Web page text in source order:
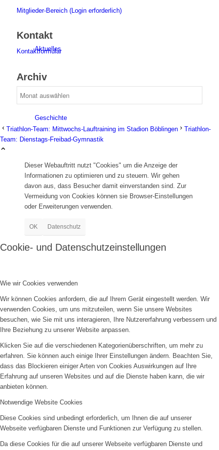
Aktuelles
Geschichte
Berichte
Mitglieder-Bereich (Login erforderlich)
Kontakt
Kontaktformular
Archiv
Triathlon-Team: Mittwochs-Lauftraining im Stadion Böblingen
Triathlon-
Team: Dienstags-Freibad-Gymnastik
Dieser Webauftritt nutzt "Cookies" um die Anzeige der
Informationen zu optimieren und zu steuern. Wir gehen
davon aus, dass Besucher damit einverstanden sind. Zur
Vermeidung von Cookies können sie Browser-Einstellungen
oder Erweiterungen verwenden.
OK Datenschutz
Cookie- und Datenschutzeinstellungen
Wie wir Cookies verwenden
Wir können Cookies anfordern, die auf Ihrem Gerät eingestellt werden. Wir
verwenden Cookies, um uns mitzuteilen, wenn Sie unsere Websites
besuchen, wie Sie mit uns interagieren, Ihre Nutzererfahrung verbessern und
Ihre Beziehung zu unserer Website anpassen.
Klicken Sie auf die verschiedenen Kategorienüberschriften, um mehr zu
erfahren. Sie können auch einige Ihrer Einstellungen ändern. Beachten Sie,
dass das Blockieren einiger Arten von Cookies Auswirkungen auf Ihre
Erfahrung auf unseren Websites und auf die Dienste haben kann, die wir
anbieten können.
Notwendige Website Cookies
Diese Cookies sind unbedingt erforderlich, um Ihnen die auf unserer
Webseite verfügbaren Dienste und Funktionen zur Verfügung zu stellen.
Da diese Cookies für die auf unserer Webseite verfügbaren Dienste und